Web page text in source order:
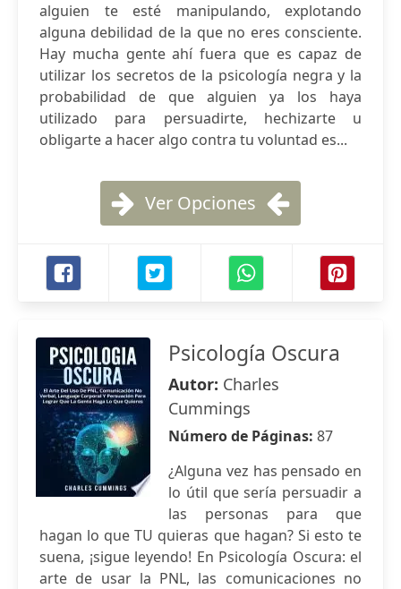
alguien te esté manipulando, explotando
alguna debilidad de la que no eres consciente.
Hay mucha gente ahí fuera que es capaz de
utilizar los secretos de la psicología negra y la
probabilidad de que alguien ya los haya
utilizado para persuadirte, hechizarte u
obligarte a hacer algo contra tu voluntad es...
Ver Opciones
Psicología Oscura
Autor: Charles
Cummings
Número de Páginas: 87
¿Alguna vez has pensado en
lo útil que sería persuadir a
las personas para que
hagan lo que TU quieras que hagan? Si esto te
suena, ¡sigue leyendo! En Psicología Oscura: el
arte de usar la PNL, las comunicaciones no